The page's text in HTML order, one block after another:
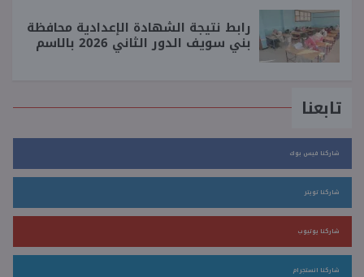
رابط نتيجة الشهادة الإعدادية محافظة
بني سويف الدور الثاني 2026 بالاسم
تابعنا
شاركنا فيس بوك
شاركنا تويتر
شاركنا يوتيوب
شاركنا انستجرام